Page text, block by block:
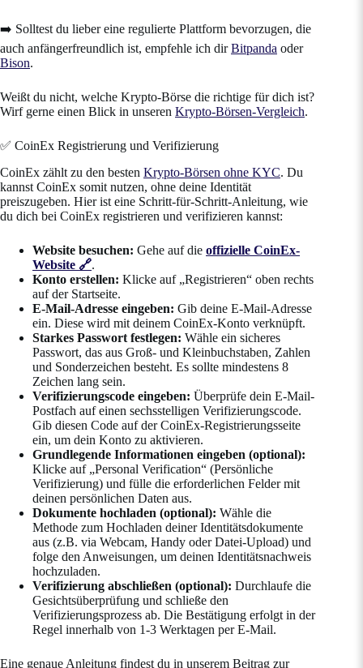
➡️ Solltest du lieber eine regulierte Plattform bevorzugen, die
auch anfängerfreundlich ist, empfehle ich dirBitpanda oder
Bison.
Weißt du nicht, welche Krypto-Börse die richtige für dich ist?
Wirf gerne einen Blick in unseren Krypto-Börsen-Vergleich.
✅ CoinEx Registrierung und Verifizierung
CoinEx zählt zu den besten Krypto-Börsen ohne KYC. Du
kannst CoinEx somit nutzen, ohne deine Identität
preiszugeben. Hier ist eine Schritt-für-Schritt-Anleitung, wie
du dich bei CoinEx registrieren und verifizieren kannst:
Website besuchen: Gehe auf die offizielle CoinEx-
Website 🔗.
Konto erstellen: Klicke auf „Registrieren“ oben rechts
auf der Startseite.
E-Mail-Adresse eingeben: Gib deine E-Mail-Adresse
ein. Diese wird mit deinem CoinEx-Konto verknüpft.
Starkes Passwort festlegen: Wähle ein sicheres
Passwort, das aus Groß- und Kleinbuchstaben, Zahlen
und Sonderzeichen besteht. Es sollte mindestens 8
Zeichen lang sein.
Verifizierungscode eingeben: Überprüfe dein E-Mail-
Postfach auf einen sechsstelligen Verifizierungscode.
Gib diesen Code auf der CoinEx-Registrierungsseite
ein, um dein Konto zu aktivieren.
Grundlegende Informationen eingeben (optional):
Klicke auf „Personal Verification“ (Persönliche
Verifizierung) und fülle die erforderlichen Felder mit
deinen persönlichen Daten aus.
Dokumente hochladen (optional): Wähle die
Methode zum Hochladen deiner Identitätsdokumente
aus (z.B. via Webcam, Handy oder Datei-Upload) und
folge den Anweisungen, um deinen Identitätsnachweis
hochzuladen.
Verifizierung abschließen (optional): Durchlaufe die
Gesichtsüberprüfung und schließe den
Verifizierungsprozess ab. Die Bestätigung erfolgt in der
Regel innerhalb von 1-3 Werktagen per E-Mail.
Eine genaue Anleitung findest du in unserem Beitrag zur